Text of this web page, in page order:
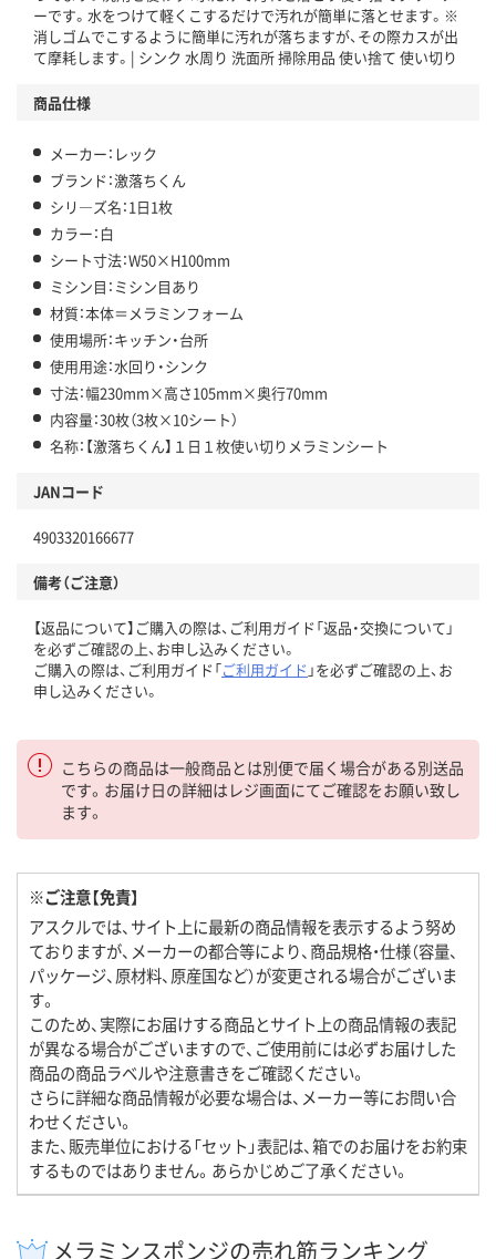
ーです。水をつけて軽くこするだけで汚れが簡単に落とせます。※
消しゴムでこするように簡単に汚れが落ちますが、その際カスが出
て摩耗します。| シンク 水周り 洗面所 掃除用品 使い捨て 使い切り
商品仕様
メーカー：レック
ブランド：激落ちくん
シリ―ズ名：1日1枚
カラー：白
シート寸法：W50×H100mm
ミシン目：ミシン目あり
材質：本体＝メラミンフォーム
使用場所：キッチン・台所
使用用途：水回り・シンク
寸法：幅230mm×高さ105mm×奥行70mm
内容量：30枚（3枚×10シート）
名称：【激落ちくん】１日１枚使い切りメラミンシート
JANコード
4903320166677
備考（ご注意）
【返品について】ご購入の際は、ご利用ガイド「返品・交換について」
を必ずご確認の上、お申し込みください。
ご購入の際は、ご利用ガイド「ご利用ガイド 」を必ずご確認の上、お
申し込みください。
こちらの商品は一般商品とは別便で届く場合がある別送品
です。お届け日の詳細はレジ画面にてご確認をお願い致し
ます。
※ご注意【免責】
アスクルでは、サイト上に最新の商品情報を表示するよう努め
ておりますが、メーカーの都合等により、商品規格・仕様（容量、
パッケージ、原材料、原産国など）が変更される場合がございま
す。
このため、実際にお届けする商品とサイト上の商品情報の表記
が異なる場合がございますので、ご使用前には必ずお届けした
商品の商品ラベルや注意書きをご確認ください。
さらに詳細な商品情報が必要な場合は、メーカー等にお問い合
わせください。
また、販売単位における「セット」表記は、箱でのお届けをお約束
するものではありません。あらかじめご了承ください。
メラミンスポンジの売れ筋ランキング